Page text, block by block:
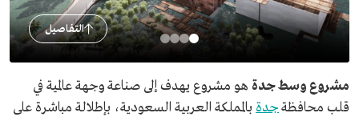
التفاصيل
مشروع وسط جدة هو مشروع يهدف إلى صناعة وجهة عالمية في
قلب محافظةجدة بالمملكة العربية السعودية، بإطلالة مباشرة على